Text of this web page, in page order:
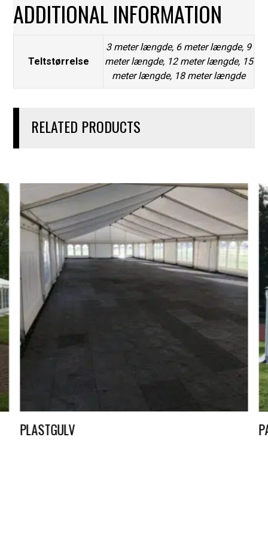
ADDITIONAL INFORMATION
Teltstørrelse
3 meter længde, 6 meter længde, 9
meter længde, 12 meter længde, 15
meter længde, 18 meter længde
RELATED PRODUCTS
PLASTGULV